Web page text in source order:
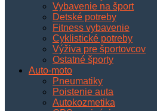
Vybavenie na šport
Detské potreby
Fitness vybavenie
Cyklistické potreby
Výživa pre športovcov
Ostatné športy
Auto-moto
Pneumatiky
Poistenie auta
Autokozmetika